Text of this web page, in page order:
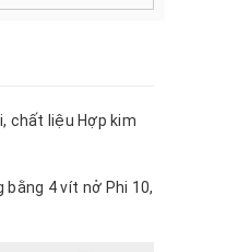
chất liệu Hợp kim
4 vít nở Phi 10,